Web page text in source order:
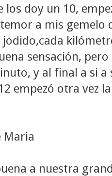
los doy un 10,
a mis gemelo
sensación,
y al final a si
empezó otra vez
Maria
a nuestra